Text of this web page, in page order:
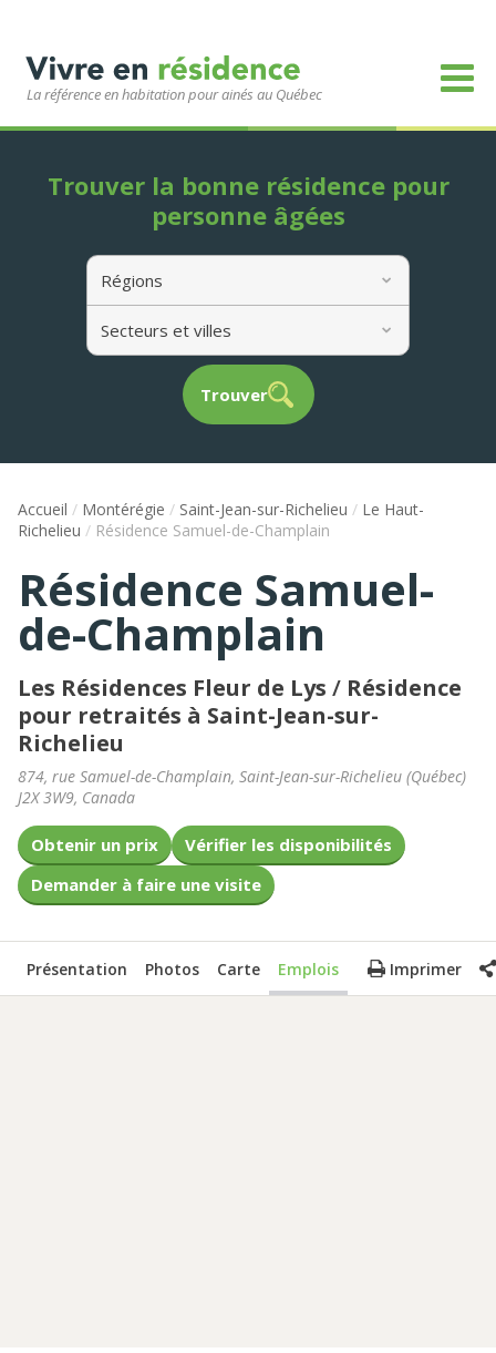
La référence en habitation pour ainés au Québec
Régions
Secteurs et villes
Trouver
Trouver la bonne résidence pour
personne âgées
Accueil / Montérégie / Saint-Jean-sur-Richelieu / Le Haut-
Richelieu / Résidence Samuel-de-Champlain
Résidence Samuel-
de-Champlain
Les Résidences Fleur de Lys / Résidence
pour retraités à Saint-Jean-sur-
Richelieu
874, rue Samuel-de-Champlain, Saint-Jean-sur-Richelieu (Québec)
J2X 3W9, Canada
Obtenir un prix
Vérifier les disponibilités
Demander à faire une visite
Présentation Photos Carte Emplois Imprimer